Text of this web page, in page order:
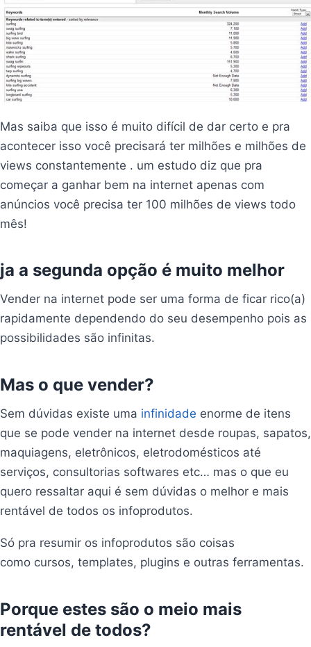
Mas saiba que isso é muito difícil de dar certo e pra
acontecer isso você precisará ter milhões e milhões de
views constantemente . um estudo diz que pra
começar a ganhar bem na internet apenas com
anúncios você precisa ter 100 milhões de views todo
mês!
ja a segunda opção é muito melhor
Vender na internet pode ser uma forma de ficar rico(a)
rapidamente dependendo do seu desempenho pois as
possibilidades são infinitas.
Mas o que vender?
Sem dúvidas existe uma infinidade enorme de itens
que se pode vender na internet desde roupas, sapatos,
maquiagens, eletrônicos, eletrodomésticos até
serviços, consultorias softwares etc… mas o que eu
quero ressaltar aqui é sem dúvidas o melhor e mais
rentável de todos os infoprodutos.
Só pra resumir os infoprodutos são coisas
como cursos, templates, plugins e outras ferramentas.
Porque estes são o meio mais
rentável de todos?